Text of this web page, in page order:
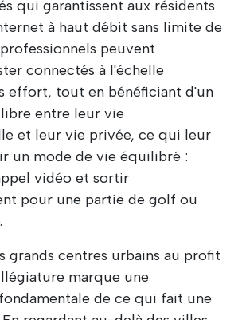
qui garantissent aux résidents
à haut débit sans limite de
peuvent
connectés à l'échelle
effort, tout en bénéficiant d'un
entre leur vie
et leur vie privée, ce qui leur
un mode de vie équilibré :
vidéo et sortir
pour une partie de golf ou
grands centres urbains au profit
marque une
de ce qui fait une